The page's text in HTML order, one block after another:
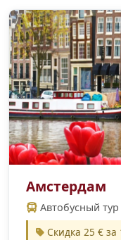
Амстердам
Автобусный тур
Скидка 25 € за